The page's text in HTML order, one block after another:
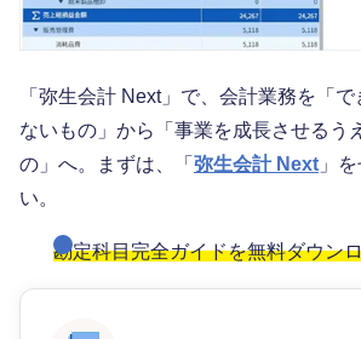
「弥生会計 Next」で、会計業務を「で
ないもの」から「事業を成長させるう
の」へ。まずは、「 弥生会計 Next 」
い。
勘定科目完全ガイドを無料ダウン